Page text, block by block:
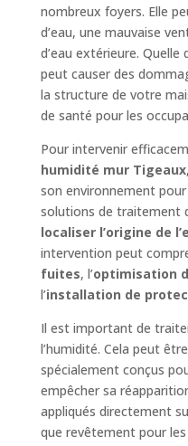
nombreux foyers. Elle
d’eau, une mauvaise
d’eau extérieure. Quelle
peut causer des
la structure de votre
de santé pour les
Pour intervenir
humidité mur Tigeaux
son environnement
solutions de traitement
localiser l’origine de
intervention peut
fuites, l’optimisation
l’installation de
Il est important de
l’humidité. Cela peut
spécialement conçus
empêcher sa
appliqués directement
que revêtement pour